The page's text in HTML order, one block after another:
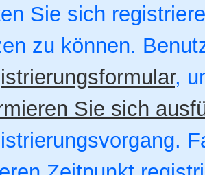
Sie sich
zu können.
,
Sie sich